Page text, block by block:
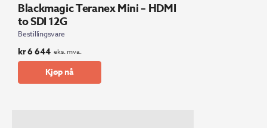
Blackmagic Teranex Mini – HDMI
to SDI 12G
Bestillingsvare
kr6 644 eks. mva.
Kjøp nå